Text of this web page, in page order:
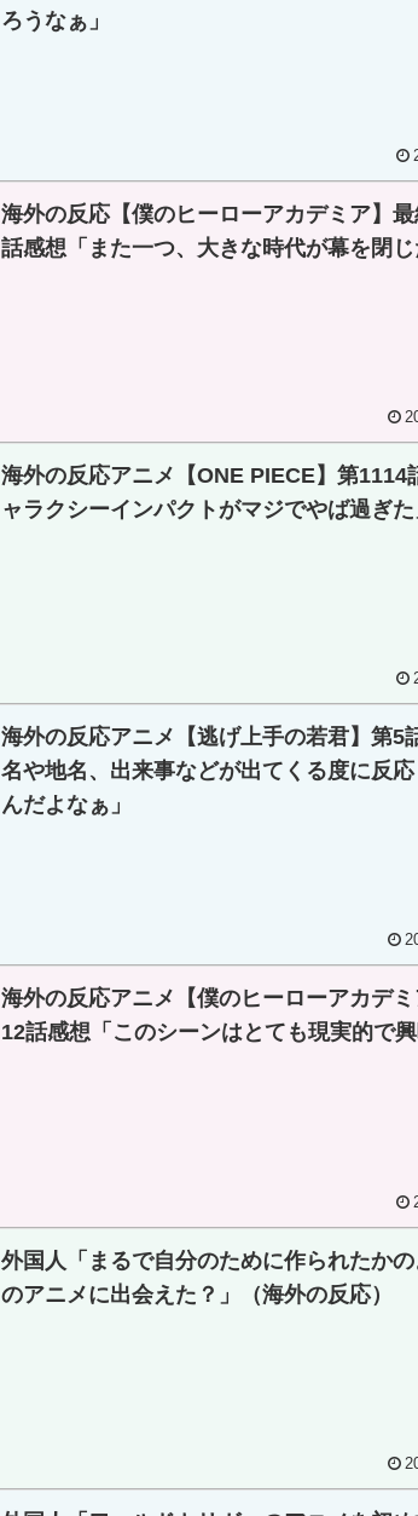
ろうなぁ」
海外の反応【僕のヒーローアカデミア】
話感想「また一つ、大きな時代が幕を閉じ
海外の反応アニメ【ONE PIECE】第1114
ャラクシーインパクトがマジでやば過ぎた
海外の反応アニメ【逃げ上手の若君】第5
名や地名、出来事などが出てくる度に反応
んだよなぁ」
海外の反応アニメ【僕のヒーローアカデ
12話感想「このシーンはとても現実的で興
外国人「まるで自分のために作られたか
のアニメに出会えた？」（海外の反応）